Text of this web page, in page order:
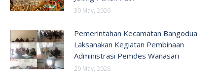
30 May, 2026
Pemerintahan Kecamatan Bangodua
Laksanakan Kegiatan Pembinaan
Administrasi Pemdes Wanasari
29 May, 2026